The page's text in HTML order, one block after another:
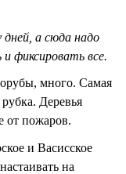
а сюда надо
фиксировать все.
много. Самая
Деревья
от пожаров.
и Васисское
на